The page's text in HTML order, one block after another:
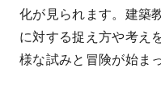
化が見られます。建築
に対する捉え方や考え
様な試みと冒険が始ま